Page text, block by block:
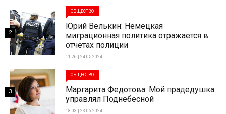
ОБЩЕСТВО
Юрий Велькин: Немецкая
миграционная политика отражается в
отчетах полиции
11:26 | 24-05-2024
2
ОБЩЕСТВО
Маргарита Федотова: Мой прадедушка
управлял Поднебесной
18:03 | 23-06-2024
3